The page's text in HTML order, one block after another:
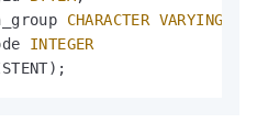
CHARACTER VARYING
INTEGER